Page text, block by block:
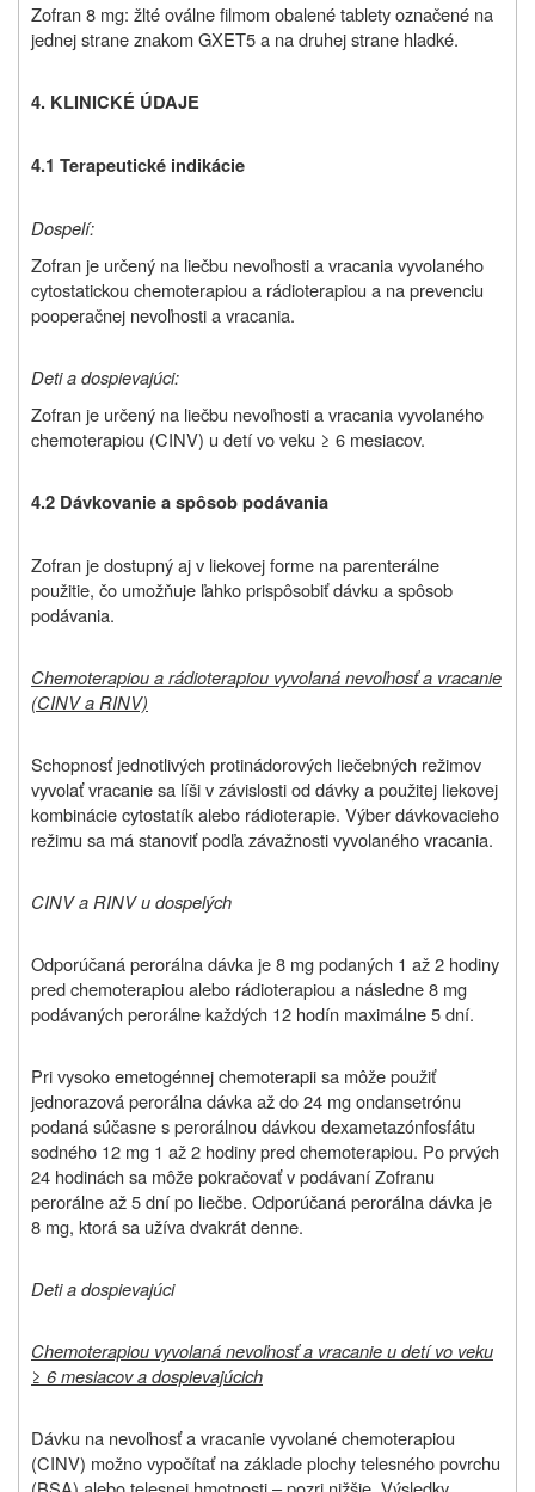
Zofran 8 mg: žlté oválne filmom obalené tablety označené na
jednej strane znakom GXET5 a na druhej strane hladké.
4. KLINICKÉ ÚDAJE
4.1 Terapeutické indikácie
Dospelí:
Zofran je určený na liečbu nevoľnosti a vracania vyvolaného
cytostatickou chemoterapiou a rádioterapiou a na prevenciu
pooperačnej nevoľnosti a vracania.
Deti a dospievajúci:
Zofran je určený na liečbu nevoľnosti a vracania vyvolaného
chemoterapiou (CINV) u detí vo veku ≥ 6 mesiacov.
4.2 Dávkovanie a spôsob podávania
Zofran je dostupný aj v liekovej forme na parenterálne
použitie, čo umožňuje ľahko prispôsobiť dávku a spôsob
podávania.
Chemoterapiou a rádioterapiou vyvolaná nevoľnosť a vracanie
(CINV a RINV)
Schopnosť jednotlivých protinádorových liečebných režimov
vyvolať vracanie sa líši v závislosti od dávky a použitej liekovej
kombinácie cytostatík alebo rádioterapie. Výber dávkovacieho
režimu sa má stanoviť podľa závažnosti vyvolaného vracania.
CINV a RINV u dospelých
Odporúčaná perorálna dávka je 8 mg podaných 1 až 2 hodiny
pred chemoterapiou alebo rádioterapiou a následne 8 mg
podávaných perorálne každých 12 hodín maximálne 5 dní.
Pri vysoko emetogénnej chemoterapii sa môže použiť
jednorazová perorálna dávka až do 24 mg ondansetrónu
podaná súčasne s perorálnou dávkou dexametazónfosfátu
sodného 12 mg 1 až 2 hodiny pred chemoterapiou. Po prvých
24 hodinách sa môže pokračovať v podávaní Zofranu
perorálne až 5 dní po liečbe. Odporúčaná perorálna dávka je
8 mg, ktorá sa užíva dvakrát denne.
Deti a dospievajúci
Chemoterapiou vyvolaná nevoľnosť a vracanie u detí vo veku
≥ 6 mesiacov a dospievajúcich
Dávku na nevoľnosť a vracanie vyvolané chemoterapiou
(CINV) možno vypočítať na základe plochy telesného povrchu